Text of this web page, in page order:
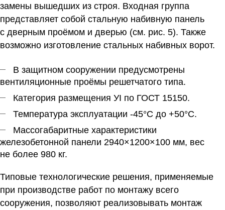
замены вышедших из строя. Входная группа
представляет собой стальную набивную панель
с дверным проёмом и дверью (см. рис. 5). Также
возможно изготовление стальных набивных ворот.
В защитном сооружении предусмотрены
вентиляционные проёмы решетчатого типа.
Категория размещения УI по ГОСТ 15150.
Температура эксплуатации -45°С до +50°С.
Массогабаритные характеристики
железобетонной панели 2940×1200×100 мм, вес
не более 980 кг.
Типовые технологические решения, применяемые
при производстве работ по монтажу всего
сооружения, позволяют реализовывать монтаж